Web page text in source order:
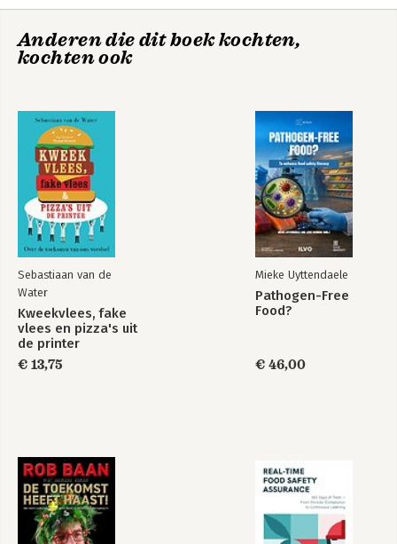
Voor de
verandering
Beroep op
onderzoek
Bekijk alle boeken
Anderen die dit boek kochten,
kochten ook
Sebastiaan van de
Water
Kweekvlees, fake
vlees en pizza's uit
de printer
€ 13,75
Mieke Uyttendaele
Pathogen-Free
Food?
€ 46,00